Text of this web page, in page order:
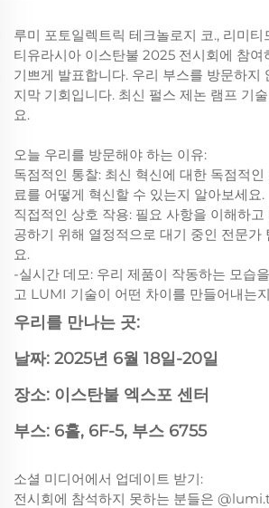
루미 포토일렉트릭 테크놀로지 코., 리미
티유라시아 이스탄불 2025 전시회에 참여
기쁘게 발표합니다. 우리 부스를 방문하지
지막 기회입니다. 최신 펄스 제논 램프 기
요.
오늘 우리를 방문해야 하는 이유:
독점적인 통찰: 최신 혁신에 대한 독점적
료를 어떻게 혁신할 수 있는지 알아보세요.
직접적인 상호 작용: 필요 사항을 이해하
공하기 위해 열정적으로 대기 중인 전문가
요.
-실시간 데모: 우리 제품이 작동하는 모습
고 LUMI 기술이 어떤 차이를 만들어내는
우리를 만나는 곳:
날짜: 2025년 6월 18일-20일
장소: 이스탄불 엑스포 센터
부스: 6홀, 6F-5, 부스 6755
소셜 미디어에서 업데이트 받기:
전시회에 참석하지 못하는 분들은